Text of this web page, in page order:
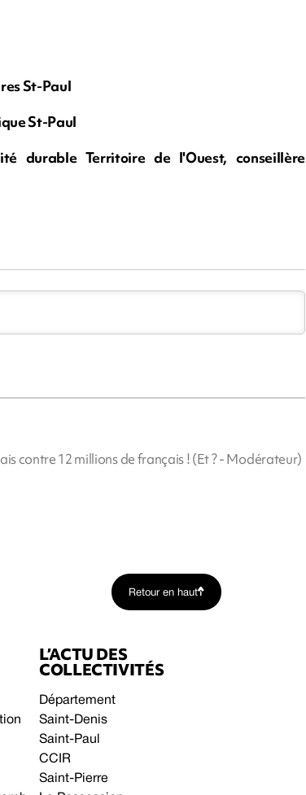
St-Paul
St-Paul
durable Territoire de l'Ouest, conseillère
contre 12 millions de français ! (Et ? - Modérateur)
Retour en haut
L’ACTU DES
COLLECTIVITÉS
Département
Saint-Denis
Saint-Paul
CCIR
Saint-Pierre